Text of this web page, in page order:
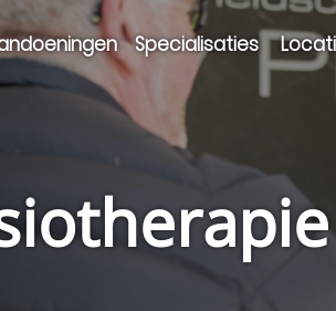
Specialisaties